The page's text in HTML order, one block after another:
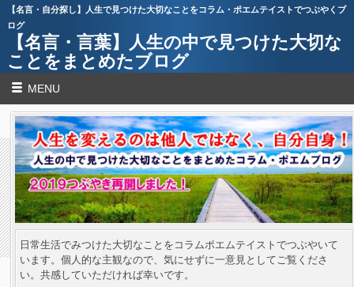
【名言・自分探し】人生で見つけた大切なことをコラム・ポエムテイストでつぶやくブ
ログ
【名言・言葉】人生の中で見つけた大切な
ことをまとめたブログ
MENU
日常生活でみつけた大切なことをコラムポエムテイストでつぶやいて
います。個人的な主観なので、気にせずに一意見としてご覧くださ
い。共感していただければ幸いです。